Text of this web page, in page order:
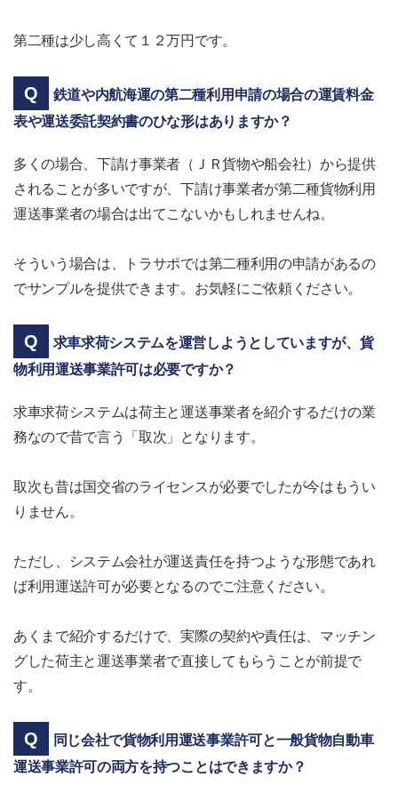
第二種は少し高くて１２万円です。
鉄道や内航海運の第二種利用申請の場合の運賃料金
表や運送委託契約書のひな形はありますか？
多くの場合、下請け事業者（ＪＲ貨物や船会社）から提供
されることが多いですが、下請け事業者が第二種貨物利用
運送事業者の場合は出てこないかもしれませんね。
そういう場合は、トラサポでは第二種利用の申請があるの
でサンプルを提供できます。お気軽にご依頼ください。
求車求荷システムを運営しようとしていますが、貨
物利用運送事業許可は必要ですか？
求車求荷システムは荷主と運送事業者を紹介するだけの業
務なので昔で言う「取次」となります。
取次も昔は国交省のライセンスが必要でしたが今はもうい
りません。
ただし、システム会社が運送責任を持つような形態であれ
ば利用運送許可が必要となるのでご注意ください。
あくまで紹介するだけで、実際の契約や責任は、マッチン
グした荷主と運送事業者で直接してもらうことが前提で
す。
同じ会社で貨物利用運送事業許可と一般貨物自動車
運送事業許可の両方を持つことはできますか？